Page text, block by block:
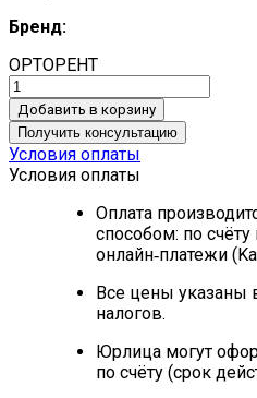
Бренд:
ОРТОРЕНТ
Добавить в корзину
Получить консультацию
Условия оплаты
Условия оплаты
Оплата
способом: по счёту
онлайн‑платежи
Все цены указаны
налогов.
Юрлица могут
по счёту (срок